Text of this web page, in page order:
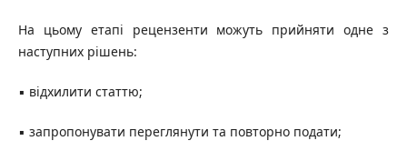
На цьому етапі рецензенти можуть прийняти одне з
наступних рішень:
▪ відхилити статтю;
▪ запропонувати переглянути та повторно подати;